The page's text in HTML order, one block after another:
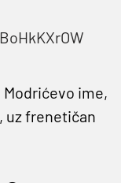
ime,
uz frenetičan